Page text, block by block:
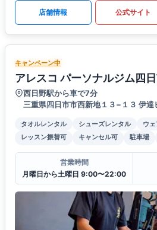
店舗情報 公式サイト
キャンペーン中
アレスコ パーソナルジム四
西日野駅から車で7分
三重県四日市市西新地１３−１３ 伊達
タオルレンタル シューズレンタル
ウ
レッスン振替可
キャンセル可 駐車場
営業時間
月曜日から土曜日 9:00〜22:00